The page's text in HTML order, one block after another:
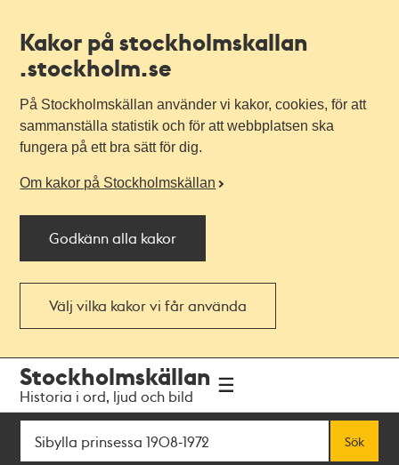
Kakor på stockholmskallan
.stockholm.se
På Stockholmskällan använder vi kakor, cookies, för att
sammanställa statistik och för att webbplatsen ska
fungera på ett bra sätt för dig.
Om kakor på Stockholmskällan
Godkänn alla kakor
Välj vilka kakor vi får använda
navigationen
huvudinnehållet
Stockholmskällan
Historia i ord, ljud och bild
Sök
Sök